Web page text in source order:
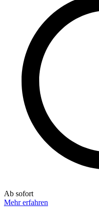
Ab sofort
Mehr erfahren